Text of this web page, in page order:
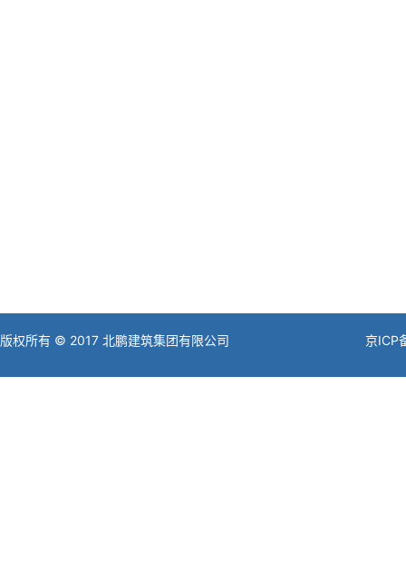
版权所有 © 2017 北鹏建筑集团有限公司 京ICP